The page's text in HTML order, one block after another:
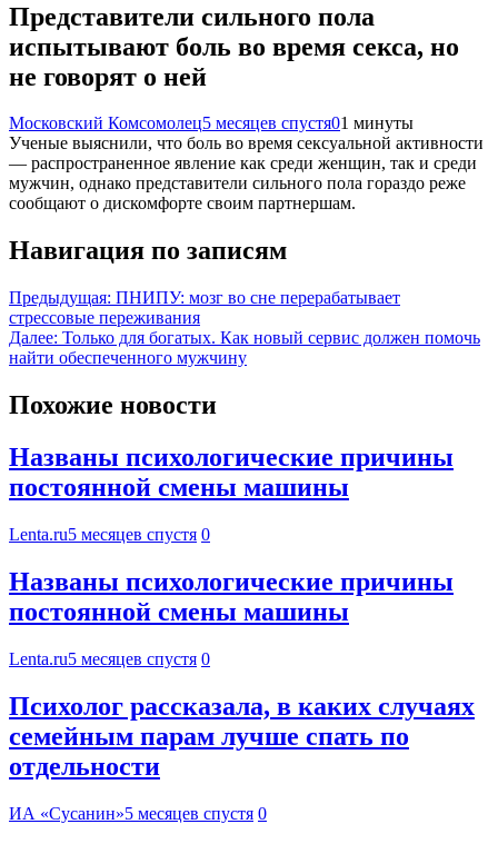
Представители сильного пола
испытывают боль во время секса, но
не говорят о ней
Московский Комсомолец5 месяцев спустя01 минуты
Ученые выяснили, что боль во время сексуальной активности
— распространенное явление как среди женщин, так и среди
мужчин, однако представители сильного пола гораздо реже
сообщают о дискомфорте своим партнершам.
Навигация по записям
Предыдущая: ПНИПУ: мозг во сне перерабатывает
стрессовые переживания
Далее: Только для богатых. Как новый сервис должен помочь
найти обеспеченного мужчину
Похожие новости
Названы психологические причины
постоянной смены машины
Lenta.ru5 месяцев спустя 0
Названы психологические причины
постоянной смены машины
Lenta.ru5 месяцев спустя 0
Психолог рассказала, в каких случаях
семейным парам лучше спать по
отдельности
ИА «Сусанин»5 месяцев спустя 0